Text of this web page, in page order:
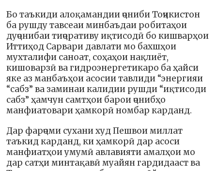
Бо таъкиди алоқамандии ҷониби Тоҷикистон
ба рушду тавсеаи минбаъдаи робитаҳои
дуҷонибаи тиҷоративу иқтисодӣ бо кишварҳои
Иттиҳод Сарвари давлати мо бахшҳои
мухталифи саноат, соҳаҳои нақлиёт,
кишоварзӣ ва гидроэнергетикаро ба ҳайси
яке аз манбаъҳои асосии тавлиди “энергияи
“сабз” ва заминаи калидии рушди “иқтисоди
сабз” ҳамчун самтҳои барои ҷонибҳо
манфиатовари ҳамкорӣ номбар карданд.
Дар фарҷоми сухани худ Пешвои миллат
таъкид карданд, ки ҳамкорӣ дар асоси
манфиатҳои умумӣ авлавияти амалҳои мо
дар сатҳи минтақавӣ муайян гардидааст ва